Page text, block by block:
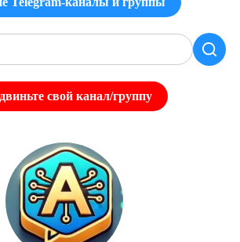
свой канал/группу